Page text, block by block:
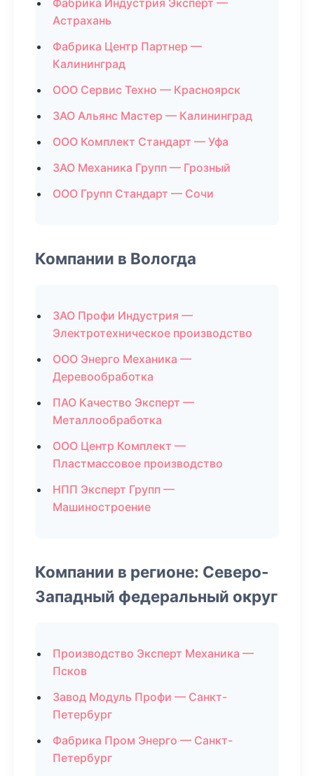
Фабрика Индустрия Эксперт —
Астрахань
Фабрика Центр Партнер —
Калининград
ООО Сервис Техно — Красноярск
ЗАО Альянс Мастер — Калининград
ООО Комплект Стандарт — Уфа
ЗАО Механика Групп — Грозный
ООО Групп Стандарт — Сочи
Компании в Вологда
ЗАО Профи Индустрия —
Электротехническое производство
ООО Энерго Механика —
Деревообработка
ПАО Качество Эксперт —
Металлообработка
ООО Центр Комплект —
Пластмассовое производство
НПП Эксперт Групп —
Машиностроение
Компании в регионе: Северо-
Западный федеральный округ
Производство Эксперт Механика —
Псков
Завод Модуль Профи — Санкт-
Петербург
Фабрика Пром Энерго — Санкт-
Петербург